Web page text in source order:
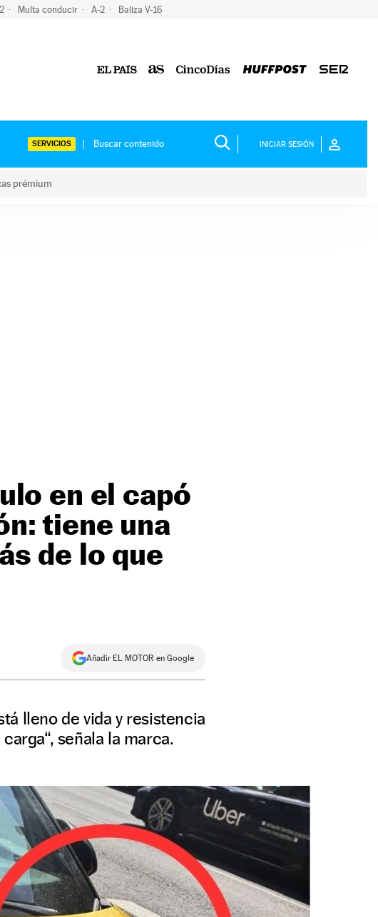
Multa conducir A-2 Baliza V-16
SERVICIOS INICIAR SESIÓN
prémium
en el capó
tiene una
de lo que
Añadir EL MOTOR en Google
lleno de vida y resistencia
señala la marca.